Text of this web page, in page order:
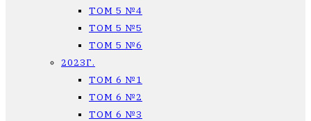
ТОМ 5 №4
ТОМ 5 №5
ТОМ 5 №6
2023Г.
ТОМ 6 №1
ТОМ 6 №2
ТОМ 6 №3